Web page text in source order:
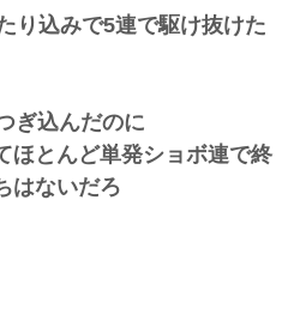
り込みで5連で駆け抜けた
ぎ込んだのに
ほとんど単発ショボ連で終
はないだろ